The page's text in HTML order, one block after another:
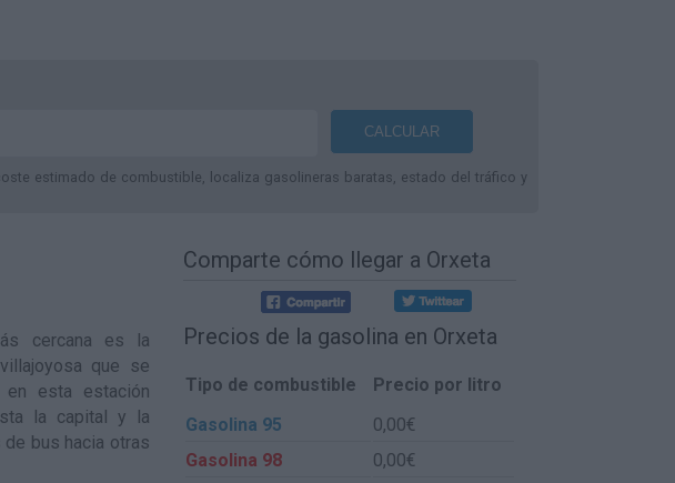
estimado de combustible, localiza gasolineras baratas, estado del tráfico y
cercana es la
que se
en esta estación
la capital y la
bus hacia otras
Comparte cómo llegar a Orxeta
Precios de la gasolina en Orxeta
Tipo de combustible
Precio por litro
Gasolina 95
0,00€
Gasolina 98
0,00€